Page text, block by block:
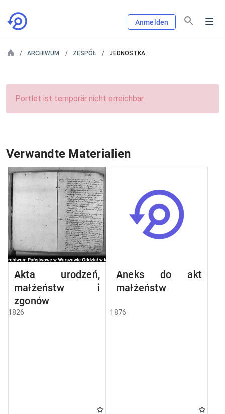
Anmelden
ARCHIWUM ZESPÓŁ JEDNOSTKA
Portlet ist temporär nicht erreichbar.
Verwandte Materialien
Akta urodzeń,
małżeństw i
zgonów
1826
Aneks do akt
małżeństw
1876